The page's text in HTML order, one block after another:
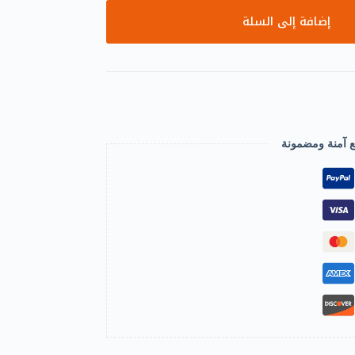
إضافة إلى السلة
آمنة ومضمونة